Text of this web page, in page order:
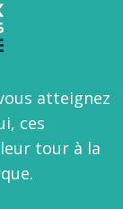
atteignez
ces
tour à la